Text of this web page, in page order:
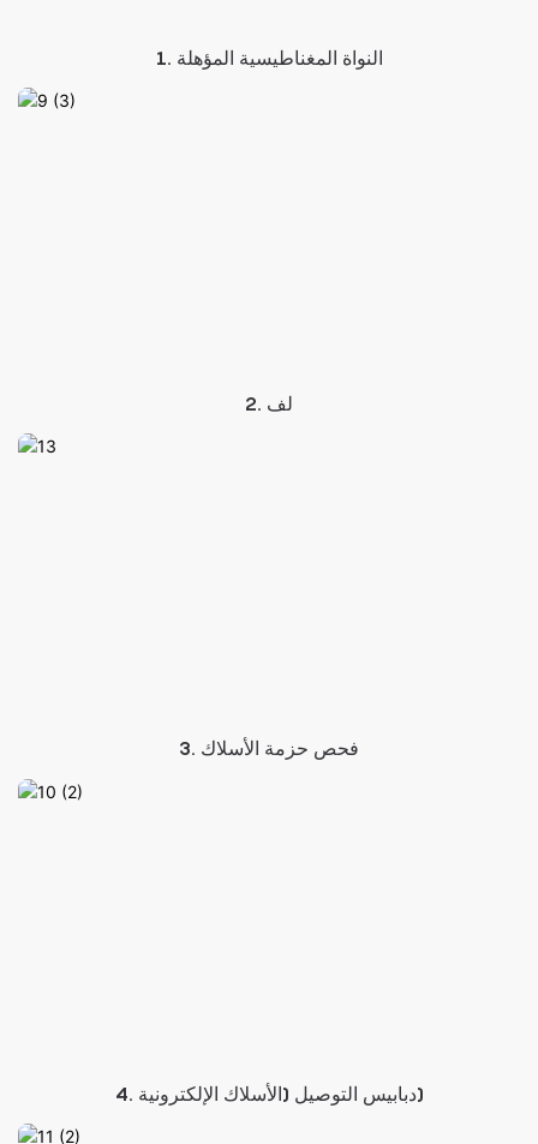
1. النواة المغناطيسية المؤهلة
2. لف
3. فحص حزمة الأسلاك
4. دبابيس التوصيل (الأسلاك الإلكترونية)